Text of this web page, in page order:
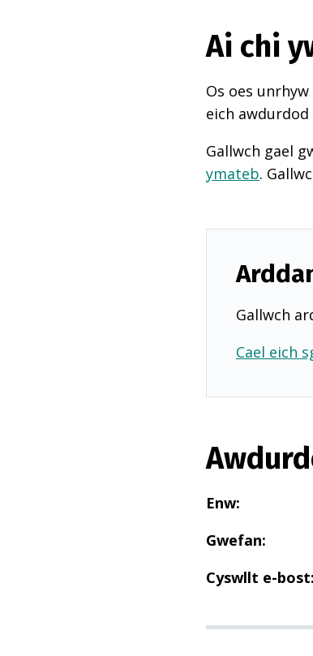
Ai chi
Os oes
eich
Gallwch gael
ymateb.
Gallwch
Cael eich
Enw:
Gwefan:
Cyswllt e-bost: